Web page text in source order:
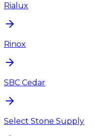
Rialux
Rinox
SBC Cedar
Select Stone Supply